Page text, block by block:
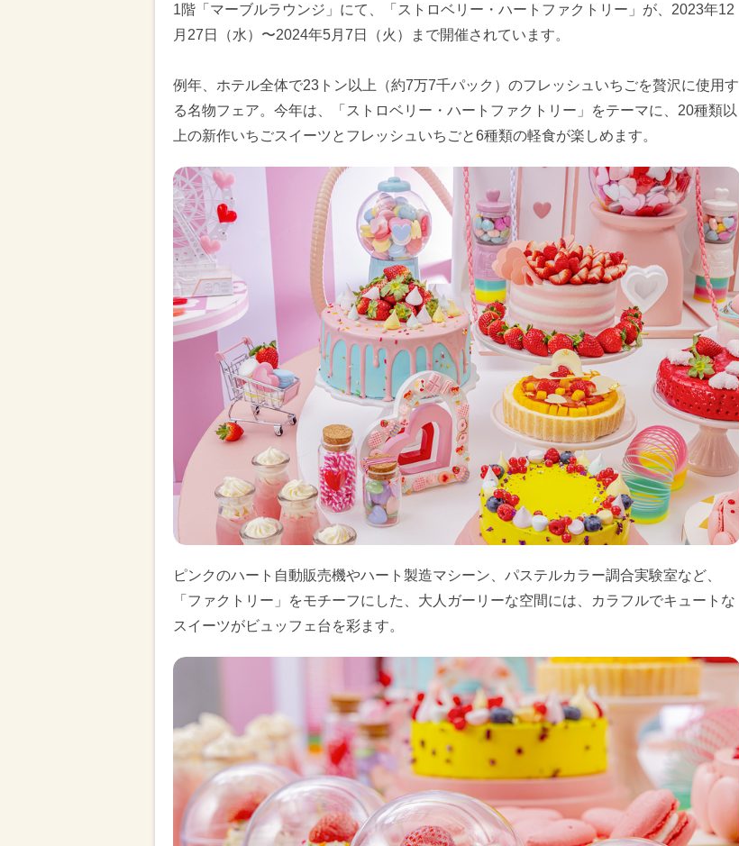
1階「マーブルラウンジ」にて、「ストロベリー・ハートファクトリー」が、2023年12
月27日（水）〜2024年5月7日（火）まで開催されています。
例年、ホテル全体で23トン以上（約7万7千パック）のフレッシュいちごを贅沢に使用す
る名物フェア。今年は、「ストロベリー・ハートファクトリー」をテーマに、20種類以
上の新作いちごスイーツとフレッシュいちごと6種類の軽食が楽しめます。
ピンクのハート自動販売機やハート製造マシーン、パステルカラー調合実験室など、
「ファクトリー」をモチーフにした、大人ガーリーな空間には、カラフルでキュートな
スイーツがビュッフェ台を彩ます。